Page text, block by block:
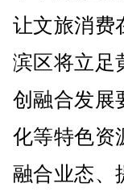
让文旅消费
滨区将立足
创融合发展
化等特色资
融合业态、